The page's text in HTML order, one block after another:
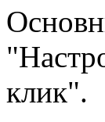
клик".